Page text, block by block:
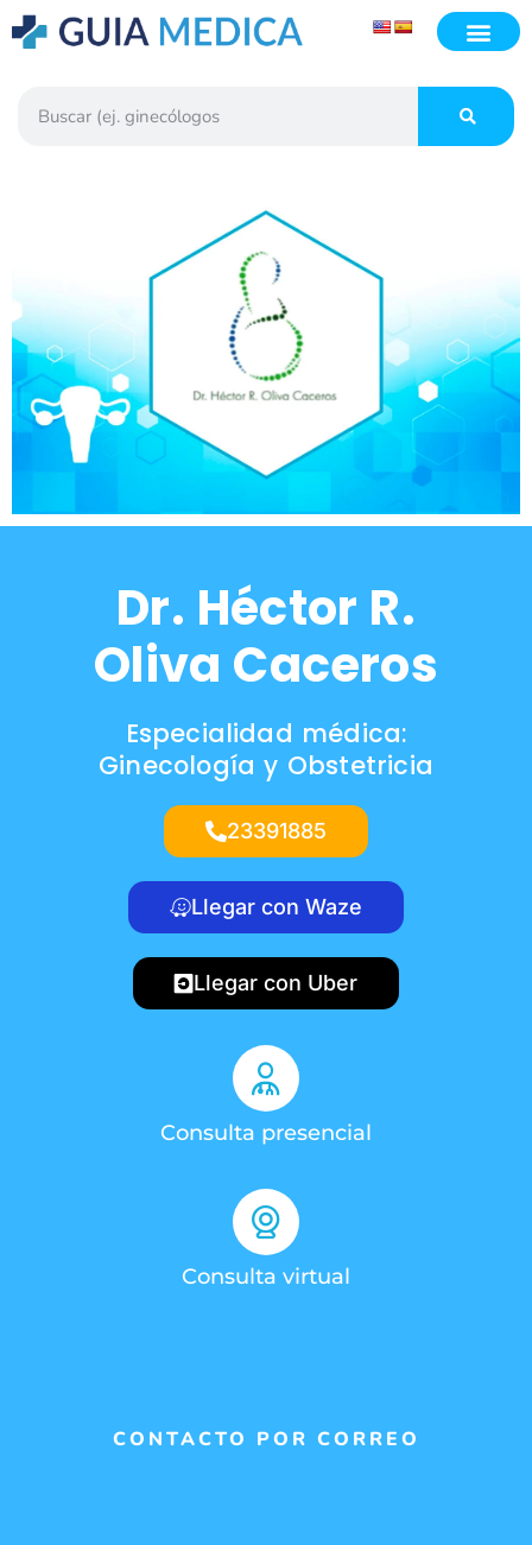
Dr. Héctor R.
Oliva Caceros
Especialidad médica:
Ginecología y Obstetricia
23391885
Llegar con Waze
Llegar con Uber
Consulta presencial
Consulta virtual
CONTACTO POR CORREO